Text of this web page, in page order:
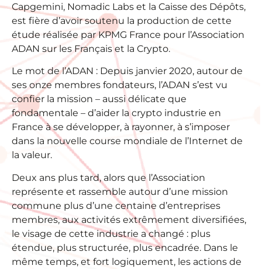
Capgemini, Nomadic Labs et la Caisse des Dépôts,
est fière d’avoir soutenu la production de cette
étude réalisée par KPMG France pour l’Association
ADAN sur les Français et la Crypto.
Le mot de l’ADAN : Depuis janvier 2020, autour de
ses onze membres fondateurs, l’ADAN s’est vu
confier la mission – aussi délicate que
fondamentale – d’aider la crypto industrie en
France à se développer, à rayonner, à s’imposer
dans la nouvelle course mondiale de l’Internet de
la valeur.
Deux ans plus tard, alors que l’Association
représente et rassemble autour d’une mission
commune plus d’une centaine d’entreprises
membres, aux activités extrêmement diversifiées,
le visage de cette industrie a changé : plus
étendue, plus structurée, plus encadrée. Dans le
même temps, et fort logiquement, les actions de